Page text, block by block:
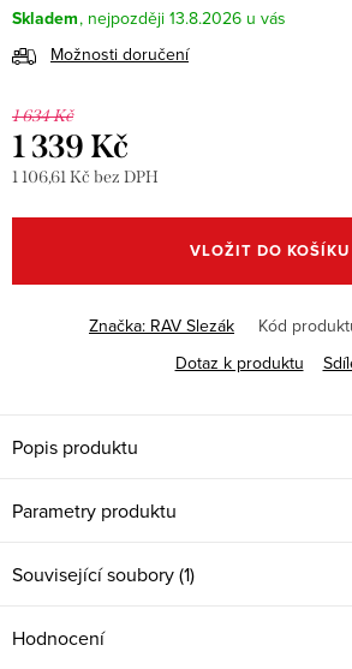
Skladem
13.8.2026
Možnosti doručení
1 634 Kč
1 339 Kč
1 106,61 Kč bez DPH
cena:
VLOŽIT DO KOŠÍKU
Značka: RAV Slezák Kód
Dotaz k produktu
Popis produktu
Parametry produktu
Související soubory (1)
Hodnocení